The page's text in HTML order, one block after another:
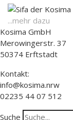
...mehr dazu
Kosima GmbH
Merowingerstr. 37
50374 Erftstadt
Kontakt:
info@kosima.nrw
02235 44 07 512
Suche